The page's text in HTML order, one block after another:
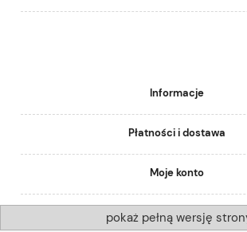
Informacje
Płatności i dostawa
Moje konto
pokaż pełną wersję